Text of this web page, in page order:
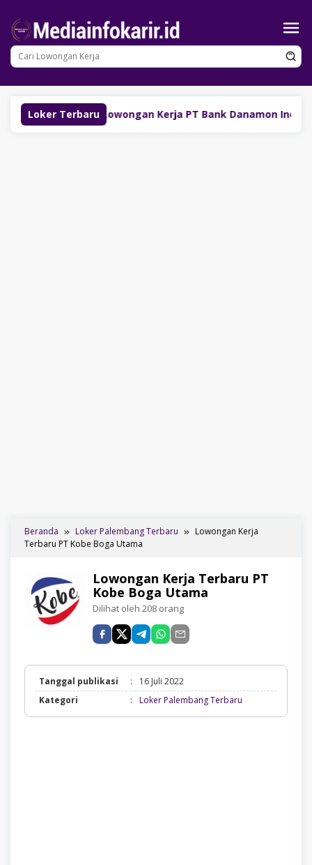
konten
Loker Terbaru
Lowongan Kerja PT Bank Danamon Indonesia
Beranda Loker Palembang Terbaru
Lowongan Kerja
Terbaru PT Kobe Boga Utama
Lowongan Kerja Terbaru PT
Kobe Boga Utama
Dilihat oleh 208 orang
Tanggal publikasi :
16 Juli 2022
Kategori
: Loker Palembang Terbaru